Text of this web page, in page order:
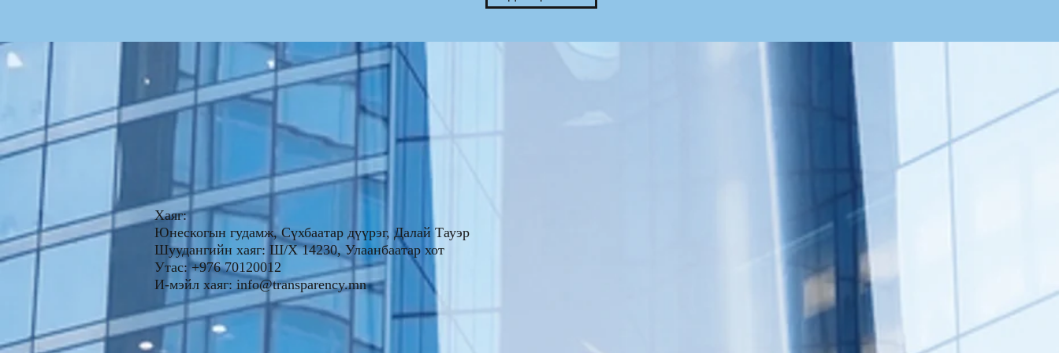
Хаяг:
Юнескогын гудамж, Сүхбаатар дүүрэг, Далай Тауэр
Шуудангийн хаяг: Ш/Х 14230, Улаанбаатар хот
Утас: +976 70120012
И-мэйл хаяг: info@transparency.mn